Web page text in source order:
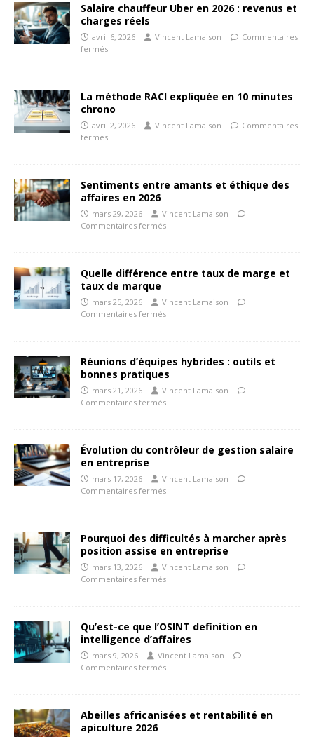
Salaire chauffeur Uber en 2026 : revenus et
charges réels
avril 6, 2026 Vincent Lamaison
Commentaires
fermés
La méthode RACI expliquée en 10 minutes
chrono
avril 2, 2026 Vincent Lamaison
Commentaires
fermés
Sentiments entre amants et éthique des
affaires en 2026
mars 29, 2026
Vincent Lamaison
Commentaires fermés
Quelle différence entre taux de marge et
taux de marque
mars 25, 2026
Vincent Lamaison
Commentaires fermés
Réunions d’équipes hybrides : outils et
bonnes pratiques
mars 21, 2026
Vincent Lamaison
Commentaires fermés
Évolution du contrôleur de gestion salaire
en entreprise
mars 17, 2026
Vincent Lamaison
Commentaires fermés
Pourquoi des difficultés à marcher après
position assise en entreprise
mars 13, 2026
Vincent Lamaison
Commentaires fermés
Qu’est-ce que l’OSINT definition en
intelligence d’affaires
mars 9, 2026
Vincent Lamaison
Commentaires fermés
Abeilles africanisées et rentabilité en
apiculture 2026